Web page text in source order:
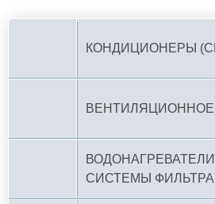
КОНДИЦИОНЕРЫ
СИСТЕМЫ